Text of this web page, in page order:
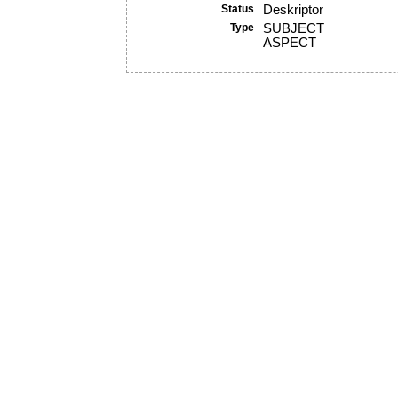
Status Deskriptor
Type
SUBJECT
ASPECT